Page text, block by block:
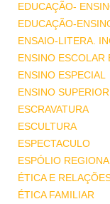
EDUCAÇÃO-
EDUCAÇÃO-
ENSAIO-LITERA.
ENSINO ESCOLAR
ENSINO ESPECIAL
ENSINO SUPERIOR
ESCRAVATURA
ESCULTURA
ESPECTACULO
ESPÓLIO
ÉTICA E
ÉTICA FAMILIAR